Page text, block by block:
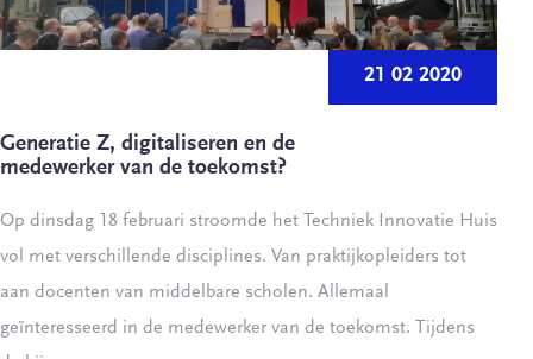
21 02 2020
Generatie Z, digitaliseren en de
medewerker van de toekomst?
Op dinsdag 18 februari stroomde het Techniek Innovatie Huis
vol met verschillende disciplines. Van praktijkopleiders tot
aan docenten van middelbare scholen. Allemaal
geïnteresseerd in de medewerker van de toekomst. Tijdens